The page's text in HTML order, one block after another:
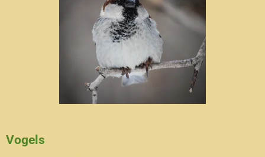
Vogels